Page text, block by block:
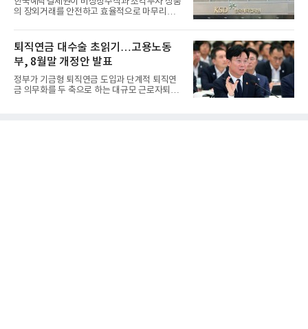
의 장외거래를 안전하고 효율적으로 마무리하기
퇴직연금 대수술 초읽기…고용노동
부, 8월말 개정안 발표
정부가 기금형 퇴직연금 도입과 단계적 퇴직연
금 의무화를 두 축으로 하는 대규모 근로자퇴직